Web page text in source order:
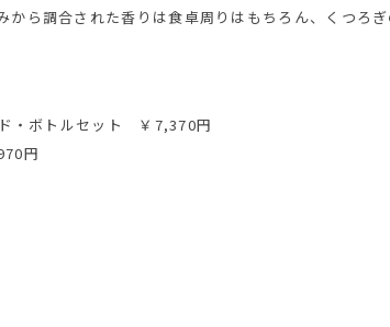
ら調合された香りは食卓周りはもちろん、くつろ
・ボトルセット ￥7,370円
円